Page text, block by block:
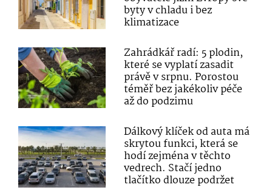
byty v chladu i bez
klimatizace
Zahrádkář radí: 5 plodin,
které se vyplatí zasadit
právě v srpnu. Porostou
téměř bez jakékoliv péče
až do podzimu
Dálkový klíček od auta má
skrytou funkci, která se
hodí zejména v těchto
vedrech. Stačí jedno
tlačítko dlouze podržet